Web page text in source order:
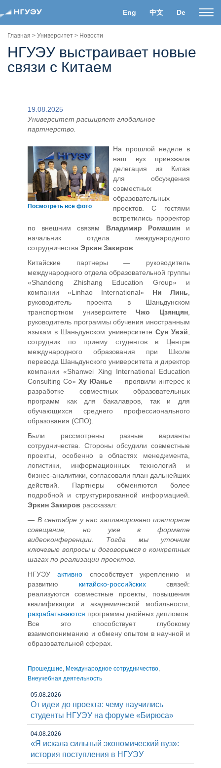
Eng 中文 De
Главная > Университет > Новости
НГУЭУ выстраивает новые
связи с Китаем
19.08.2025
Университет расширяет глобальное
партнерство.
Посмотреть все фото
На прошлой неделе в
наш вуз приезжала
делегация из Китая
для обсуждения
совместных
образовательных
проектов. С гостями
встретились проректор
по внешним связям Владимир Ромашини
начальник отдела международного
сотрудничества Эркин Закиров
Китайские партнеры — руководитель
международного отдела образовательной группы
«Shandong Zhishang Education Group» и
компании «Linhao International» Ни Линь
руководитель проекта в Шаньдунском
транспортном университетеЧжо Цзянцян
руководитель программы обучения иностранным
языкам в Шаньдунском университете Сун Увэй
сотрудник по приему студентов в Центре
международного образования при Школе
перевода Шаньдунского университета и директор
компании «Shanwei Xing International Education
Consulting Co»Ху Юанье — проявили интерес к
разработке совместных образовательных
программ как для бакалавров, так и для
обучающихся среднего профессионального
образования (СПО).
Были рассмотрены разные варианты
сотрудничества. Стороны обсудили совместные
проекты, особенно в областях менеджмента,
логистики, информационных технологий и
бизнес-аналитики, согласовали план дальнейших
действий. Партнеры обменяются более
подробной и структурированной информацией.
Эркин Закиров рассказал:
— В сентябре у нас запланировано повторное
совещание, но уже в формате
видеоконференции. Тогда мы уточним
ключевые вопросы и договоримся о конкретных
шагах по реализации проектов
НГУЭУактивно способствует укреплению и
развитию китайско-российскихсвязей:
реализуются совместные проекты, повышения
квалификации и академической мобильности,
разрабатываются программы двойных дипломов.
Все это способствует глубокому
взаимопониманию и обмену опытом в научной и
образовательной сферах.
Прошедшие, Международное сотрудничество,
Внеучебная деятельность
05.08.2026
От идеи до проекта: чему научились
студенты НГУЭУ на форуме «Бирюса»
04.08.2026
«Я искала сильный экономический вуз»:
история поступления в НГУЭУ